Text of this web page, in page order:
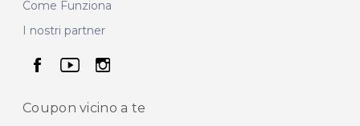
Come Funziona
I nostri partner
seguici su facebook
seguici su youtube
seguici su instagram
Coupon vicino a te